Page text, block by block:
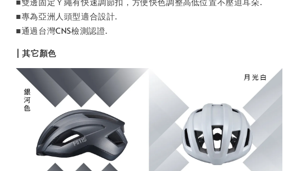
■專為亞洲人頭型適合設計.
■通過台灣CNS檢測認證.
| 其它顏色